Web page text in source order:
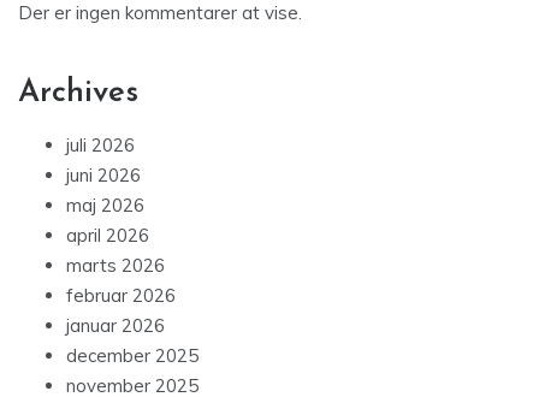
Der er ingen kommentarer at vise.
Archives
juli 2026
juni 2026
maj 2026
april 2026
marts 2026
februar 2026
januar 2026
december 2025
november 2025